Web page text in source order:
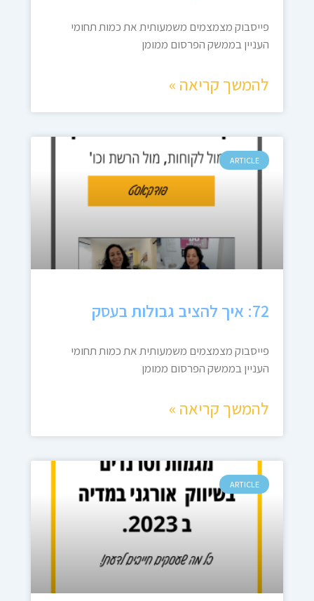
פייסבוק מצמצמים משמעותית את כמות תחומי
העניין בממשק הפרסום ממומן
להמשך קריאה »
ARTICLE
72: איך להציב גבולות בעסק
פייסבוק מצמצמים משמעותית את כמות תחומי
העניין בממשק הפרסום ממומן
להמשך קריאה »
ARTICLE